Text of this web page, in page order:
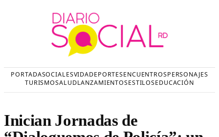
PORTADASOCIALESVIDADEPORTESENCUENTROSPERSONAJES
TURISMOSALUDLANZAMIENTOSESTILOSEDUCACIÓN
Inician Jornadas de